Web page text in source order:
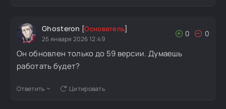
Ghosteron [Основатель]
25 января 2026 12:49
0 0
Он обновлен только до 59 версии. Думаешь
работать будет?
Ответить Цитировать